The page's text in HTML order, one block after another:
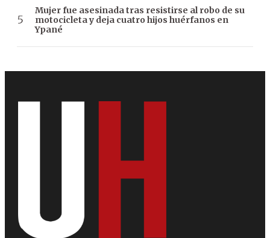
Mujer fue asesinada tras resistirse al robo de su
motocicleta y deja cuatro hijos huérfanos en
Ypané